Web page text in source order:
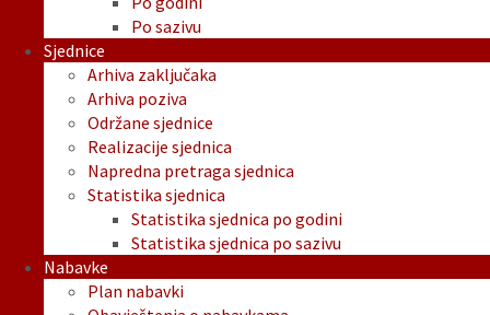
Po sazivu
Sjednice
Arhiva zaključaka
Arhiva poziva
Održane sjednice
Realizacije sjednica
Napredna pretraga sjednica
Statistika sjednica
Statistika sjednica po godini
Statistika sjednica po sazivu
Nabavke
Plan nabavki